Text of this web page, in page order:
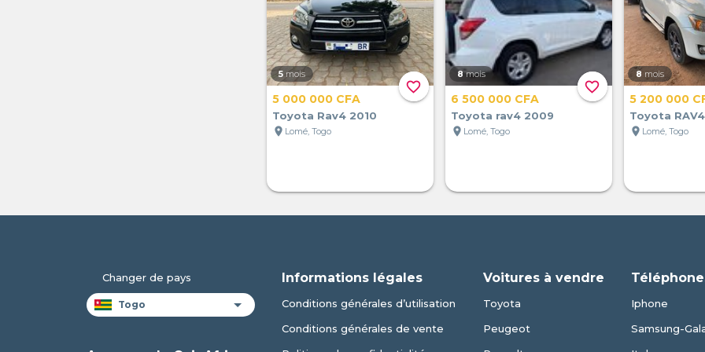
favorite_border
5 mois
5 000 000 CFA
Toyota Rav4 2010
location_on Lomé, Togo
favorite_border
8 mois
6 500 000 CFA
Toyota rav4 2009
location_on Lomé, Togo
8 mois
5 200 000
Toyota
location_on Lomé, Togo
Changer de pays Informations légales
Conditions générales d’utilisation
Conditions générales de vente
Voitures à vendre
Toyota
Peugeot
Iphone
Samsung-